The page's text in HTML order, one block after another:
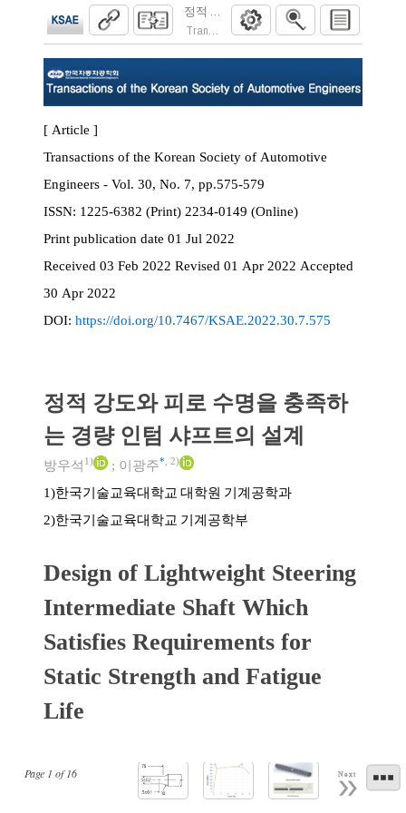
정적 강도와 피로 수명을 충족하는 경량 인
Transactions of the Korean Society of
Page 1 of16 Next
[ Article ]
Transactions of the Korean Society of Automotive
Engineers - Vol. 30, No. 7, pp.575-579
ISSN:
1225-6382 (Print) 2234-0149 (Online)
Print publication date 01 Jul 2022
Received 03 Feb 2022 Revised 01 Apr 2022 Accepted
30 Apr 2022
DOI: https://doi.org/10.7467/KSAE.2022.30.7.575
정적 강도와 피로 수명을 충족하
는 경량 인텀 샤프트의 설계
방우석 1) ; 이광주* 2)
1)한국기술교육대학교 대학원 기계공학과
2)한국기술교육대학교 기계공학부
Design of Lightweight Steering
Intermediate Shaft Which
Satisfies Requirements for
Static Strength and Fatigue
Life